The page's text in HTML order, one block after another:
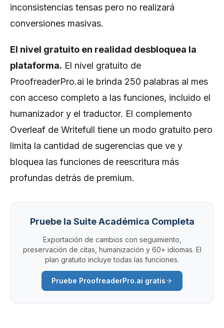
inconsistencias tensas pero no realizará
conversiones masivas.
El nivel gratuito en realidad desbloquea la
plataforma. El nivel gratuito de
ProofreaderPro.ai le brinda 250 palabras al mes
con acceso completo a las funciones, incluido el
humanizador y el traductor. El complemento
Overleaf de Writefull tiene un modo gratuito pero
limita la cantidad de sugerencias que ve y
bloquea las funciones de reescritura más
profundas detrás de premium.
Pruebe la Suite Académica Completa
Exportación de cambios con seguimiento,
preservación de citas, humanización y 60+ idiomas. El
plan gratuito incluye todas las funciones.
Pruеbe ProofreaderPro.ai gratis